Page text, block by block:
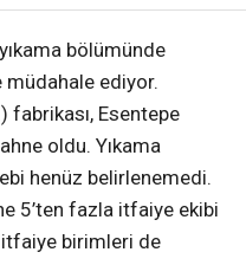
bölümünde
müdahale ediyor.
fabrikası, Esentepe
oldu. Yıkama
henüz belirlenemedi.
5’ten fazla itfaiye ekibi
itfaiye birimleri de